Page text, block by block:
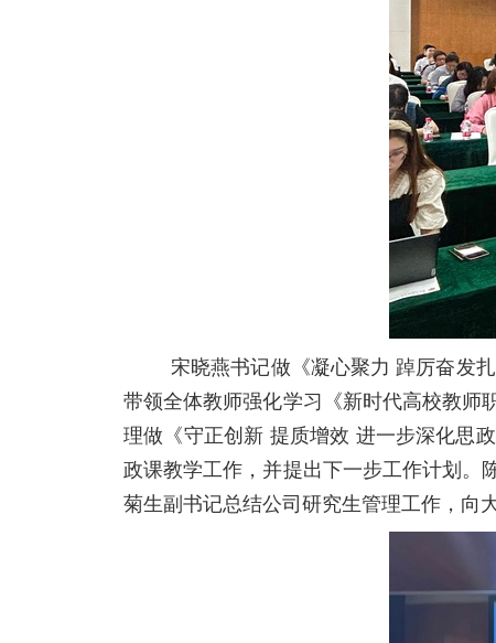
宋晓燕书记做《凝心聚力 踔厉奋发
带领全体教师强化学习《新时代高校教师
理做《守正创新 提质增效 进一步深化思
政课教学工作，并提出下一步工作计划。
菊生副书记总结公司研究生管理工作，向